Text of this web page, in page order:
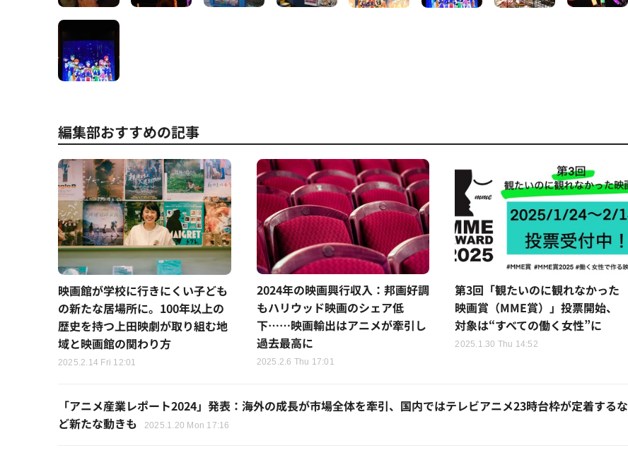
編集部おすすめの記事
映画館が学校に行きにくい子ども
の新たな居場所に。100年以上の
歴史を持つ上田映劇が取り組む地
域と映画館の関わり方
2025.2.14 Fri 12:01
2024年の映画興行収入：邦画好調
もハリウッド映画のシェア低
下……映画輸出はアニメが牽引し
過去最高に
2025.2.6 Thu 17:01
第3回「観たいのに観れなかった
映画賞（MME賞）」投票開始、
対象は“すべての働く女性”に
2025.1.30 Thu 14:52
「アニメ産業レポート2024」発表：海外の成長が市場全体を牽引、国内ではテレビアニメ23時台枠が定着するな
ど新たな動きも
2025.1.20 Mon 17:16